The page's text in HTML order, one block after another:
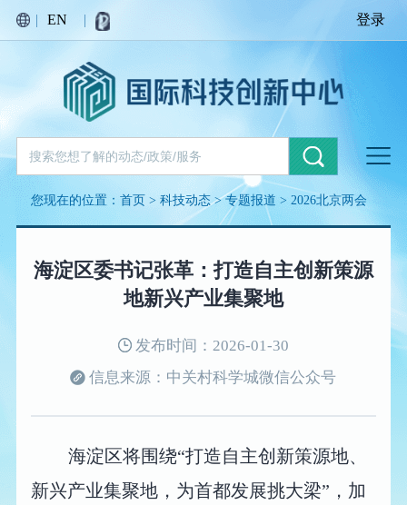
| EN | 登录
您现在的位置：首页 >科技动态>专题报道 > 2026北京两会
海淀区委书记张革：打造自主创新策源
地新兴产业集聚地
发布时间：2026-01-30
信息来源：中关村科学城微信公众号
海淀区将围绕“打造自主创新策源地、
新兴产业集聚地，为首都发展挑大梁”，加